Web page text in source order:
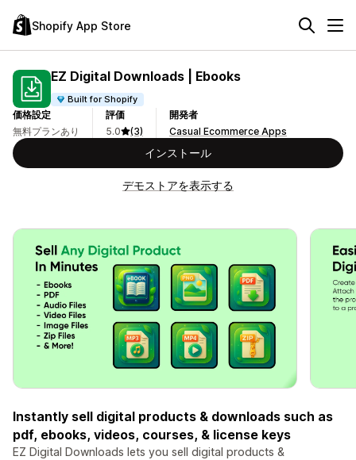
Shopify App Store
EZ Digital Downloads | Ebooks
Built for Shopify
価格設定
無料プランあり
評価
5.0
(3)
開発者
Casual Ecommerce Apps
インストール
デモストアを表示する
Instantly sell digital products & downloads such as
pdf, ebooks, videos, courses, & license keys
EZ Digital Downloads lets you sell digital products &